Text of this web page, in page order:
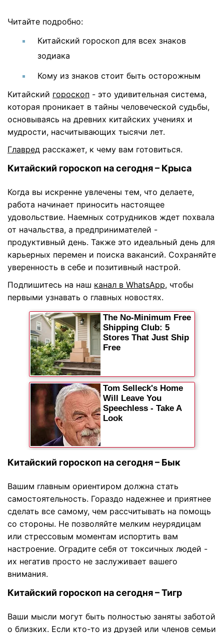
Читайте подробно:
Китайский гороскоп для всех знаков
зодиака
Кому из знаков стоит быть осторожным
Китайский гороскоп - это удивительная система,
которая проникает в тайны человеческой судьбы,
основываясь на древних китайских учениях и
мудрости, насчитывающих тысячи лет.
Главред расскажет, к чему вам готовиться.
Китайский гороскоп на сегодня – Крыса
Когда вы искренне увлечены тем, что делаете,
работа начинает приносить настоящее
удовольствие. Наемных сотрудников ждет похвала
от начальства, а предпринимателей -
продуктивный день. Также это идеальный день для
карьерных перемен и поиска вакансий. Сохраняйте
уверенность в себе и позитивный настрой.
Подпишитесь на наш канал в WhatsApp, чтобы
первыми узнавать о главных новостях.
Китайский гороскоп на сегодня – Бык
Вашим главным ориентиром должна стать
самостоятельность. Гораздо надежнее и приятнее
сделать все самому, чем рассчитывать на помощь
со стороны. Не позволяйте мелким неурядицам
или стрессовым моментам испортить вам
настроение. Оградите себя от токсичных людей -
их негатив просто не заслуживает вашего
внимания.
Китайский гороскоп на сегодня – Тигр
Ваши мысли могут быть полностью заняты заботой
о близких. Если кто-то из друзей или членов семьи